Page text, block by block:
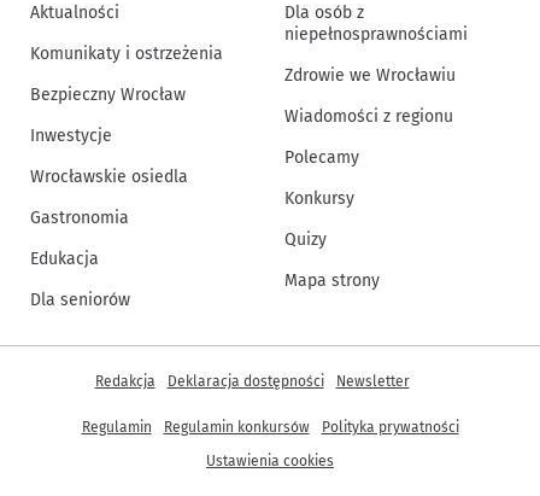
Aktualności
Komunikaty i ostrzeżenia
Bezpieczny Wrocław
Inwestycje
Wrocławskie osiedla
Gastronomia
Edukacja
Dla seniorów
Dla osób z
niepełnosprawnościami
Zdrowie we Wrocławiu
Wiadomości z regionu
Polecamy
Konkursy
Quizy
Mapa strony
Inne informacje
Redakcja Deklaracja dostępności Newsletter
Regulamin Regulamin konkursów
Polityka prywatności
Ustawienia cookies